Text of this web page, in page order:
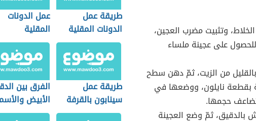
وتثبيت مضرب العجين،
على عجينة ملساء
من الزيت، ثمّ دهن سطح
بقطعة نايلون، ووضعها في
حجمها.
ثمّ وضع العجينة
طريقة عمل
الدونات المقلية
عمل الدونات
المقلية
طريقة عمل
سينابون بالقرفة
الفرق بين
الأبيض